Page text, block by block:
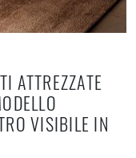
ATTREZZATE
VISIBILE IN